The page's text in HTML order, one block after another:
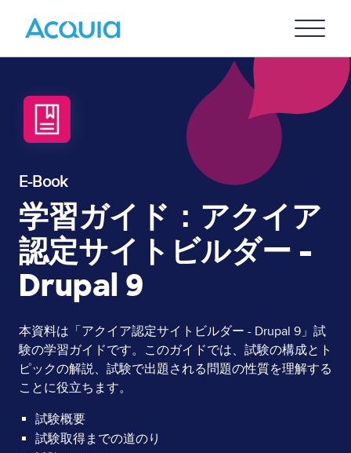
Menu
E-Book
学習ガイド：アクイア
認定サイトビルダー -
Drupal 9
Page
Content
本資料は「アクイア認定サイトビルダー - Drupal 9」試
験の学習ガイドです。このガイドでは、試験の構成とト
ピックの解説、試験で出題される問題の性質を理解する
ことに役立ちます。
試験概要
試験取得までの道のり